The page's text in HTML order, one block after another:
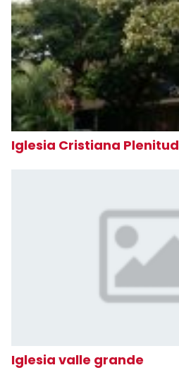
Iglesia Cristiana Plenitud
Iglesia valle grande